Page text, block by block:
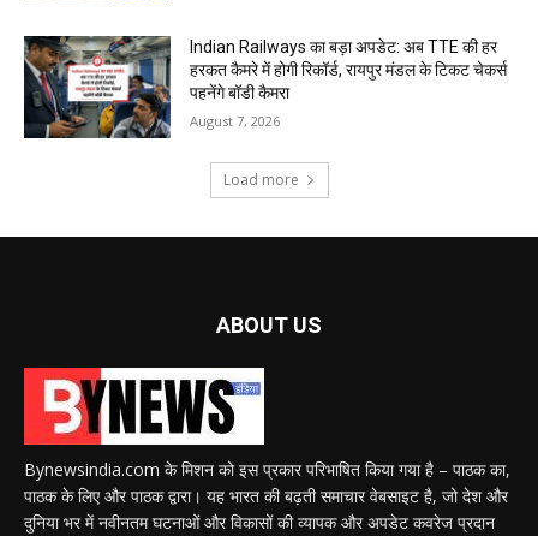
Indian Railways का बड़ा अपडेट: अब TTE की हर
हरकत कैमरे में होगी रिकॉर्ड, रायपुर मंडल के टिकट चेकर्स
पहनेंगे बॉडी कैमरा
August 7, 2026
Load more
ABOUT US
Bynewsindia.com के मिशन को इस प्रकार परिभाषित किया गया है – पाठक का,
पाठक के लिए और पाठक द्वारा। यह भारत की बढ़ती समाचार वेबसाइट है, जो देश और
दुनिया भर में नवीनतम घटनाओं और विकासों की व्यापक और अपडेट कवरेज प्रदान